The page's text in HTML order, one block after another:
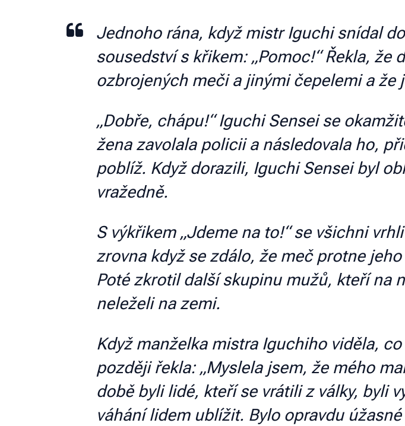
Jednoho rána, když mistr Iguchi snídal
sousedství s křikem: „Pomoc!“ Řekla,
ozbrojených meči a jinými čepelemi a že
„Dobře, chápu!“ Iguchi Sensei se
žena zavolala policii a následovala ho,
poblíž. Když dorazili, Iguchi Sensei byl
vražedně.
S výkřikem „Jdeme na to!“ se všichni
zrovna když se zdálo, že meč protne
Poté zkrotil další skupinu mužů, kteří na
neleželi na zemi.
Když manželka mistra Iguchiho viděla,
později řekla: „Myslela jsem, že mého
době byli lidé, kteří se vrátili z války, byli
váhání lidem ublížit. Bylo opravdu